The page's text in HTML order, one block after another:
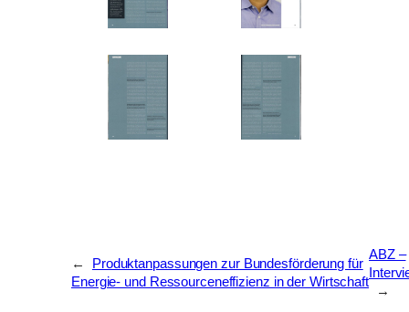
←
Produktanpassungen zur Bundesförderung für
Energie- und Ressourceneffizienz in der Wirtschaft
ABZ –
→